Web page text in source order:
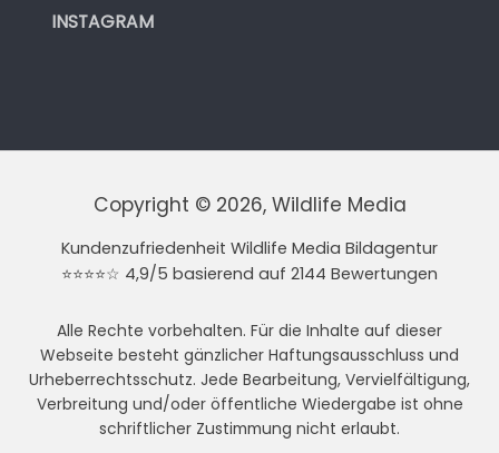
INSTAGRAM
Copyright © 2026, Wildlife Media
Kundenzufriedenheit Wildlife Media Bildagentur
⭐⭐⭐⭐☆ 4,9/5 basierend auf 2144 Bewertungen
Alle Rechte vorbehalten. Für die Inhalte auf dieser
Webseite besteht gänzlicher Haftungsausschluss und
Urheberrechtsschutz. Jede Bearbeitung, Vervielfältigung,
Verbreitung und/oder öffentliche Wiedergabe ist ohne
schriftlicher Zustimmung nicht erlaubt.